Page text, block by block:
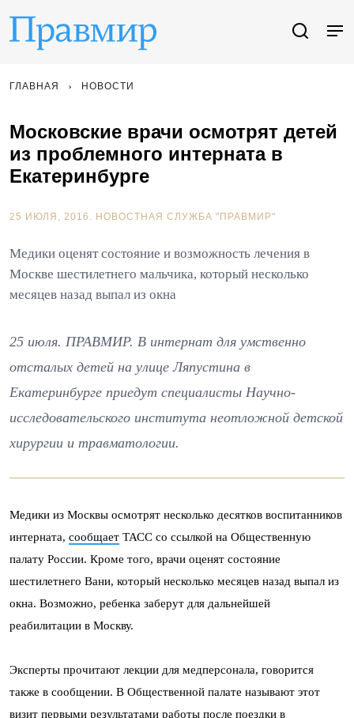
ГЛАВНАЯ НОВОСТИ
Московские врачи осмотрят детей
из проблемного интерната в
Екатеринбурге
25 ИЮЛЯ, 2016. НОВОСТНАЯ СЛУЖБА "ПРАВМИР"
Медики оценят состояние и возможность лечения в
Москве шестилетнего мальчика, который несколько
месяцев назад выпал из окна
25 июля. ПРАВМИР. В интернат для умственно
отсталых детей на улице Ляпустина в
Екатеринбурге приедут специалисты Научно-
исследовательского института неотложной детской
хирургии и травматологии.
Медики из Москвы осмотрят несколько десятков воспитанников
интерната, сообщает ТАСС со ссылкой на Общественную
палату России. Кроме того, врачи оценят состояние
шестилетнего Вани, который несколько месяцев назад выпал из
окна. Возможно, ребенка заберут для дальнейшей
реабилитации в Москву.
Эксперты прочитают лекции для медперсонала, говорится
также в сообщении. В Общественной палате называют этот
визит первыми результатами работы после поездки в